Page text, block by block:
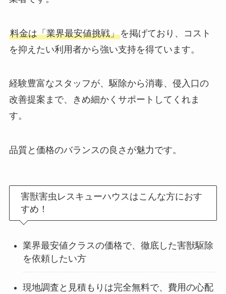
料金は「業界最安値挑戦」を掲げており、コスト
を抑えたい利用者から強い支持を得ています。
経験豊富なスタッフが、駆除から消毒、侵入口の
改善提案まで、きめ細かくサポートしてくれま
す。
品質と価格のバランスの良さが魅力です。
害獣害虫レスキューハウスはこんな方におす
すめ！
業界最安値クラスの価格で、徹底した害獣駆除
を依頼したい方
現地調査と見積もりは完全無料で、費用の心配